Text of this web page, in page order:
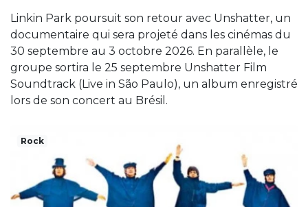
Linkin Park poursuit son retour avec Unshatter, un
documentaire qui sera projeté dans les cinémas du
30 septembre au 3 octobre 2026. En parallèle, le
groupe sortira le 25 septembre Unshatter Film
Soundtrack (Live in São Paulo), un album enregistré
lors de son concert au Brésil.
Rock